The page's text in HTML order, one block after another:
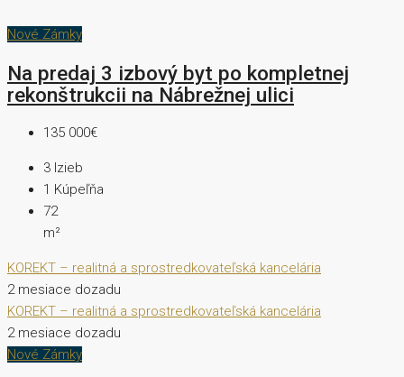
Nové Zámky
Na predaj 3 izbový byt po kompletnej
rekonštrukcii na Nábrežnej ulici
135 000€
3 Izieb
1 Kúpeľňa
72
m²
KOREKT – realitná a sprostredkovateľská kancelária
2 mesiace dozadu
KOREKT – realitná a sprostredkovateľská kancelária
2 mesiace dozadu
Nové Zámky